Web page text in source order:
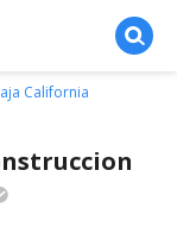
colegios
California